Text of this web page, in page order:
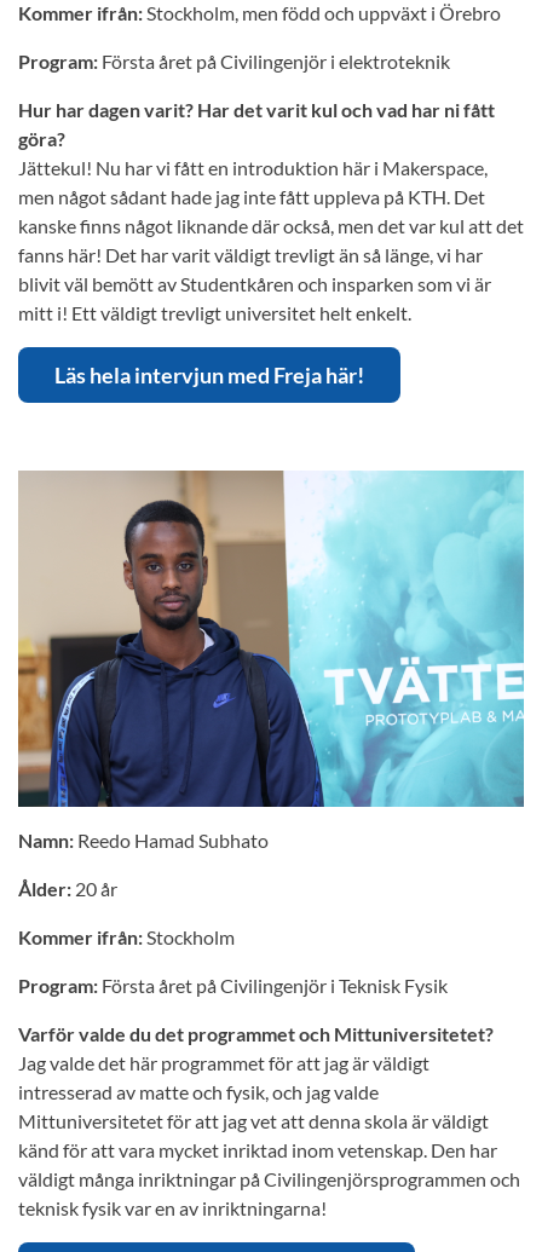
Kommer ifrån: Stockholm, men född och uppväxt i Örebro
Program: Första året på Civilingenjör i elektroteknik
Hur har dagen varit? Har det varit kul och vad har ni fått
göra?
Jättekul! Nu har vi fått en introduktion här i Makerspace,
men något sådant hade jag inte fått uppleva på KTH. Det
kanske finns något liknande där också, men det var kul att det
fanns här! Det har varit väldigt trevligt än så länge, vi har
blivit väl bemött av Studentkåren och insparken som vi är
mitt i! Ett väldigt trevligt universitet helt enkelt.
Läs hela intervjun med Freja här!
Namn: Reedo Hamad Subhato
Ålder: 20 år
Kommer ifrån:Stockholm
Program: Första året på Civilingenjör i Teknisk Fysik
Varför valde du det programmet och Mittuniversitetet?
Jag valde det här programmet för att jag är väldigt
intresserad av matte och fysik, och jag valde
Mittuniversitetet för att jag vet att denna skola är väldigt
känd för att vara mycket inriktad inom vetenskap. Den har
väldigt många inriktningar på Civilingenjörsprogrammen och
teknisk fysik var en av inriktningarna!